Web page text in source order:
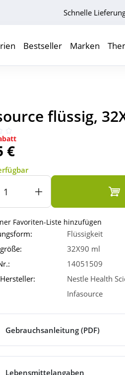
Schnelle
Bestseller Marken
flüssig,
€
Favoriten-Liste hinzufügen
Flüssigkeit
32X90 ml
14051509
Nestle Health
Infasource
Gebrauchsanleitung (PDF)
Lebensmittelangaben